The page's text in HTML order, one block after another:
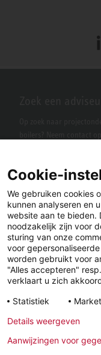
Cookie-
We gebruiken cookies
kunnen analyseren en
website aan te bieden.
noodzakelijk zijn voor
sturing van onze
voor
worden gebruikt voor
"Alles accepteren"
verklaart u zich
Statistiek
Details weergeven
Aanwijzingen voor